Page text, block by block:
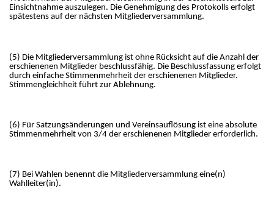
Einsichtnahme auszulegen. Die Genehmigung des Protokolls erfolgt
spätestens auf der nächsten Mitgliederversammlung.
(5) Die Mitgliederversammlung ist ohne Rücksicht auf die Anzahl der
erschienenen Mitglieder beschlussfähig. Die Beschlussfassung erfolgt
durch einfache Stimmenmehrheit der erschienenen Mitglieder.
Stimmengleichheit führt zur Ablehnung.
(6) Für Satzungsänderungen und Vereinsauflösung ist eine absolute
Stimmenmehrheit von 3/4 der erschienenen Mitglieder erforderlich.
(7) Bei Wahlen benennt die Mitgliederversammlung eine(n)
Wahlleiter(in).